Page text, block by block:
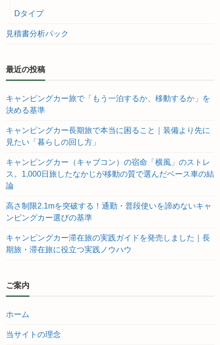
Dタイプ
見積書分析パック
最近の投稿
キャンピングカー旅で「もう一泊するか、移動するか」を
決める基準
キャンピングカー長期旅で本当に困ること｜装備より先に
見たい「暮らしの回し方」
キャンピングカー（キャブコン）の宿命「横風」のストレ
ス。1,000日旅したなかじが移動の質で選んだベース車の結
論
高さ制限2.1mを突破する！通勤・普段使いを諦めないキャ
ンピングカー選びの基準
キャンピングカー滞在旅の実践ガイドを発売しました｜長
期旅・滞在旅に役立つ実践ノウハウ
ご案内
ホーム
当サイトの理念